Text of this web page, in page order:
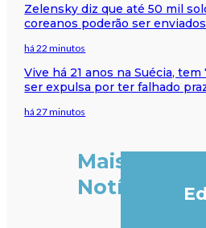
Zelensky diz que até 50 mil
coreanos poderão ser
há 22 minutos
Vive há 21 anos na Suécia,
ser expulsa por ter falhado
há 27 minutos
Mais
Notícias